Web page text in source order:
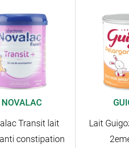
NOVALAC
Transit lait
constipation
Lait